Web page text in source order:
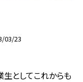
03/23
としてこれからも